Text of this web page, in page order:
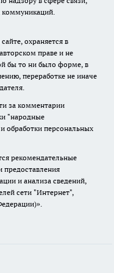
охраняется в
праве и не
бы то ни было форме, в
переработке не иначе
за комментарии
"народные
обработки персональных
рекомендательные
и анализа сведений,
сети "Интернет",